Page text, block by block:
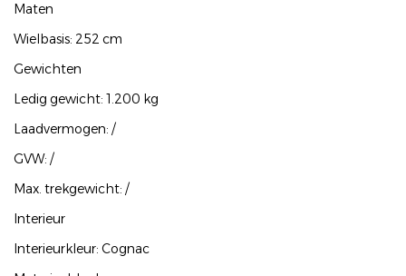
Maten
Wielbasis: 252 cm
Gewichten
Ledig gewicht: 1.200 kg
Laadvermogen: /
GVW: /
Max. trekgewicht: /
Interieur
Interieurkleur: Cognac